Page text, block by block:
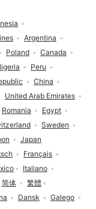
Français
Italiano
简体
繁體
Dansk
Galego
Argentina
Poland
Canada
Peru
China
United Arab Emirates
Romania
Egypt
Sweden
Japan